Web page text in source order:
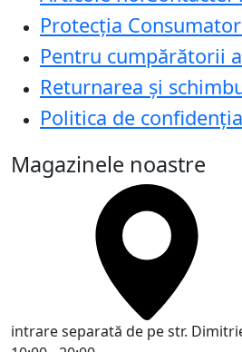
Protecţia
Pentru cumpărătorii
Returnarea și
Politica de
Magazinele noastre
intrare separată de pe str.